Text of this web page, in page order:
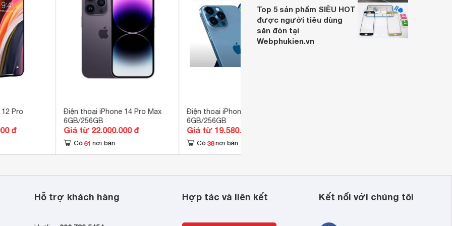
Retina OLED
x 2778 pixel
GB
giới hạn
Pro
đ
Điện thoại iPhone 14 Pro Max
6GB/256GB
Giá từ 22.000.000 đ
Có 61 nơi bán
Điện thoại iPhone 13 Pro Max
6GB/256GB
Giá từ 19.580.000 đ
Có 38 nơi bán
Top 5 sản phẩm SIÊU HOT
được người tiêu dùng
săn đón tại
Webphukien.vn
Hỗ trợ khách hàng Hợp tác và liên kết Kết nối với chúng tôi